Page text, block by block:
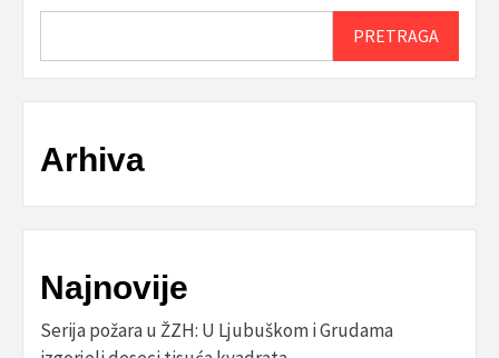
PRETRAGA
Arhiva
Najnovije
Serija požara u ŽZH: U Ljubuškom i Grudama